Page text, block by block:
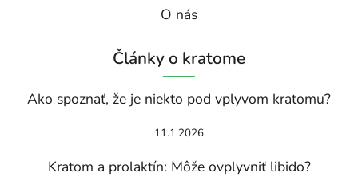
O nás
Články o kratome
Ako spoznať, že je niekto pod vplyvom kratomu?
11.1.2026
Kratom a prolaktín: Môže ovplyvniť libido?